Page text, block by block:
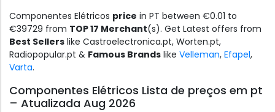
Componentes Elétricos price in PT between €0.01 to
€39729 from TOP 17 Merchant(s). Get Latest offers from
Best Sellers like Castroelectronica.pt, Worten.pt,
Radiopopular.pt & Famous Brands like Velleman, Efapel,
Varta.
Componentes Elétricos Lista de preços em pt
– Atualizada Aug 2026